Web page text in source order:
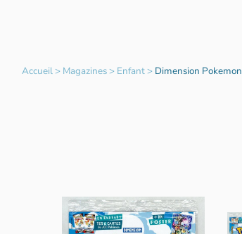
Accueil> Magazines> Enfant> Dimension Pokemon